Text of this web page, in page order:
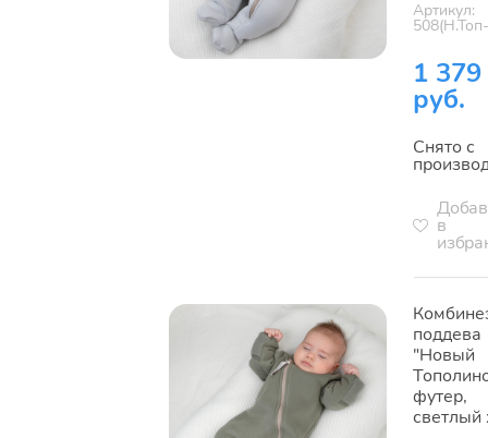
Артикул:
1 379
руб.
Снято с
в
поддева
"Новый
футер,
светлый